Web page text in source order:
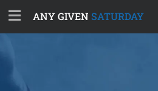
ANY GIVEN SATURDAY